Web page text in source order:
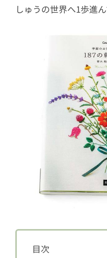
しゅうの世界へ1歩進ん
目次